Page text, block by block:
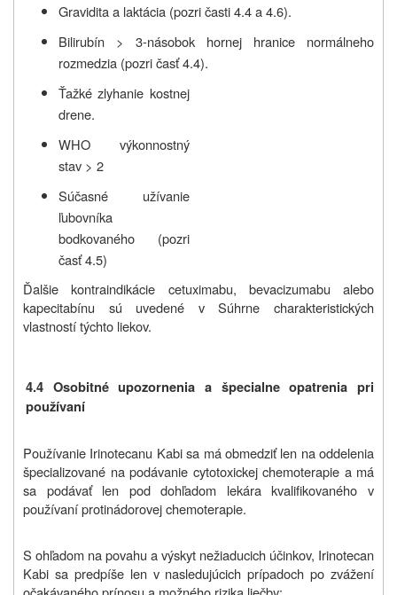
Gravidita a laktácia (pozri časti 4.4 a 4.6).
Bilirubín > 3-násobok hornej hranice normálneho
rozmedzia (pozri časť 4.4).
Ťažké zlyhanie kostnej
drene.
WHO výkonnostný
stav > 2
Súčasné užívanie
ľubovníka
bodkovaného (pozri
časť 4.5)
Ďalšie kontraindikácie cetuximabu, bevacizumabu alebo
kapecitabínu sú uvedené v Súhrne charakteristických
vlastností týchto liekov.
4.4 Osobitné upozornenia a špecialne opatrenia pri
používaní
Používanie Irinotecanu Kabi sa má obmedziť len na oddelenia
špecializované na podávanie cytotoxickej chemoterapie a má
sa podávať len pod dohľadom lekára kvalifikovaného v
používaní protinádorovej chemoterapie.
S ohľadom na povahu a výskyt nežiaducich účinkov, Irinotecan
Kabi sa predpíše len v nasledujúcich prípadoch po zvážení